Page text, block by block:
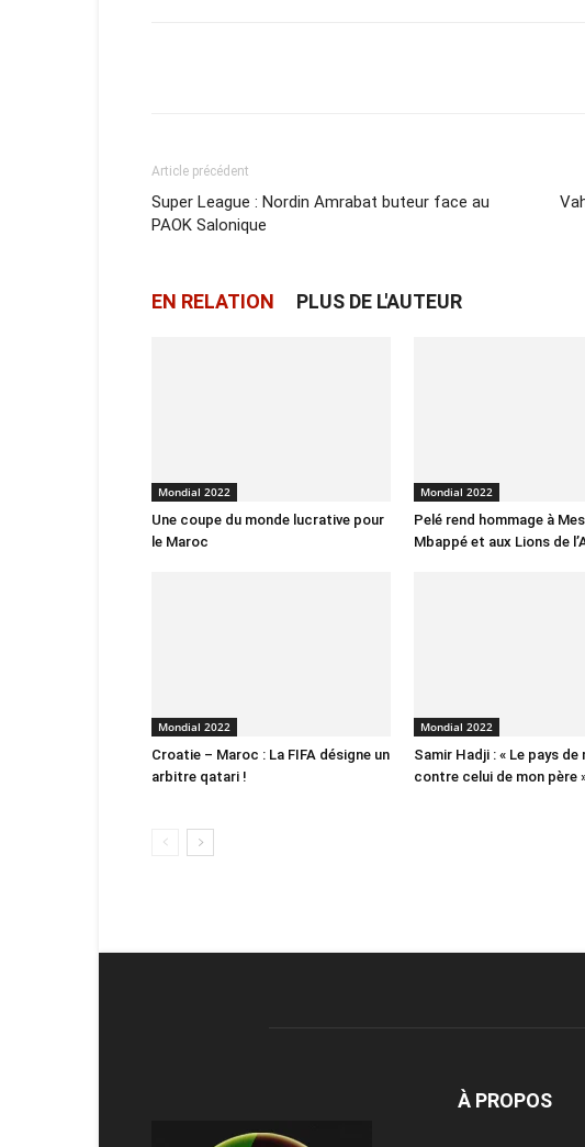
Article précédent
Super League : Nordin Amrabat buteur face au
PAOK Salonique
EN RELATION PLUS DE L'AUTEUR
Mondial 2022
Une coupe du monde lucrative pour
le Maroc
Mondial 2022
Pelé rend hommage à
Mbappé et aux Lions de
Mondial 2022
Croatie – Maroc : La FIFA désigne un
arbitre qatari !
Mondial 2022
Samir Hadji : « Le pays de
contre celui de mon père
À PROPOS